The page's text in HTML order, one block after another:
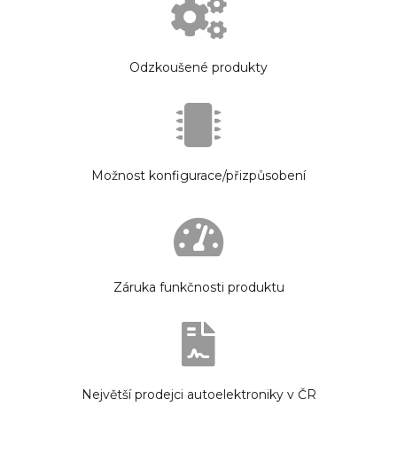
Odzkoušené produkty
Možnost konfigurace/přizpůsobení
Záruka funkčnosti produktu
Největší prodejci autoelektroniky v ČR